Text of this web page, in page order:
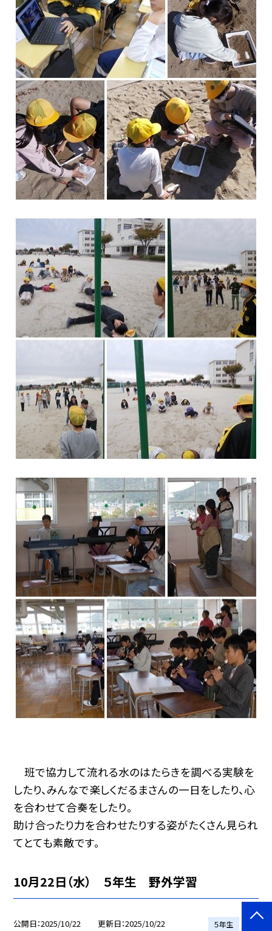
班で協力して流れる水のはたらきを調べる実験を
したり、みんなで楽しくだるまさんの一日をしたり、心
を合わせて合奏をしたり。
助け合ったり力を合わせたりする姿がたくさん見られ
てとても素敵です。
10月22日（水） ５年生 野外学習
公開日 2025/10/22 更新日 2025/10/22 ５年生